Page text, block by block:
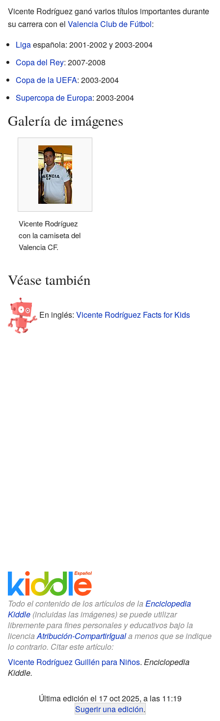
Vicente Rodríguez ganó varios títulos importantes durante
su carrera con el Valencia Club de Fútbol:
Ligaespañola: 2001-2002 y 2003-2004
Copa del Rey: 2007-2008
Copa de la UEFA: 2003-2004
Supercopa de Europa: 2003-2004
Galería de imágenes
Vicente Rodríguez
con la camiseta del
Valencia CF.
Véase también
En inglés: Vicente Rodríguez Facts for Kids
Todo el contenido de los artículos de la Enciclopedia
Kiddle (incluidas las imágenes) se puede utilizar
libremente para fines personales y educativos bajo la
licencia Atribución-CompartirIguala menos que se indique
lo contrario. Citar este artículo:
Vicente Rodríguez Guillén para Niños. Enciclopedia
Kiddle.
Última edición el 17 oct 2025, a las 11:19
Sugerir una edición.